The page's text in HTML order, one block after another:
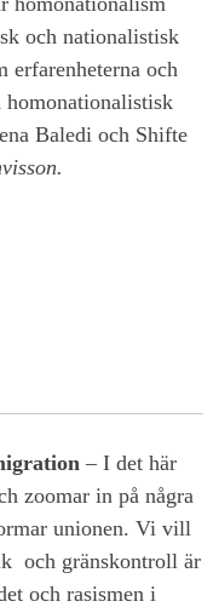
och nationalistisk
och
homonationalistisk
Baledi och Shifte
– I det här
zoomar in på några
unionen. Vi vill
och gränskontroll är
och rasismen i